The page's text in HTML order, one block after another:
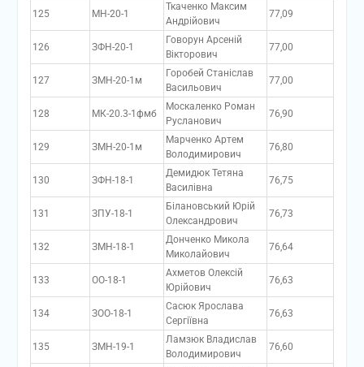
125 МН-20-1
Ткаченко Максим
Андрійович
77,09
126 ЗФН-20-1
Говорун Арсеній
Вікторович
77,00
127 ЗМН-20-1м
Горобей Станіслав
Васильович
77,00
128 МК-20.3-1фмб
Москаленко Роман
Русланович
76,90
129 ЗМН-20-1м
Марченко Артем
Володимирович
76,80
130 ЗФН-18-1
Демидюк Тетяна
Василівна
76,75
131 ЗПУ-18-1
Білановський Юрій
Олександрович
76,73
132 ЗМН-18-1
Донченко Микола
Миколайович
76,64
133 ОО-18-1
Ахметов Олексій
Юрійович
76,63
134 ЗОО-18-1
Сасюк Ярослава
Сергіївна
76,63
135 ЗМН-19-1
Ламзюк Владислав
Володимирович
76,60